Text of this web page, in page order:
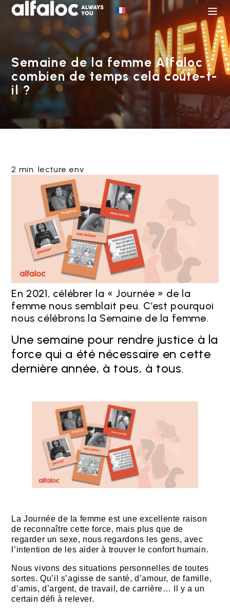
Semaine de la femme Alfaloc :
combien de temps cela coûte-t-
il ?
2 min. lecture env.
En 2021, célébrer la « Journée » de la
femme nous semblait peu. C’est pourquoi
nous célébrons la Semaine de la femme.
Une semaine pour rendre justice à la
force qui a été nécessaire en cette
dernière année, à tous, à tous.
La Journée de la femme est une excellente raison
de reconnaître cette force, mais plus que de
regarder un sexe, nous regardons les gens, avec
l’intention de les aider à trouver le confort humain.
Nous vivons des situations personnelles de toutes
sortes. Qu’il s’agisse de santé, d’amour, de famille,
d’amis, d’argent, de travail, de carrière… Il y a un
certain défi à relever.